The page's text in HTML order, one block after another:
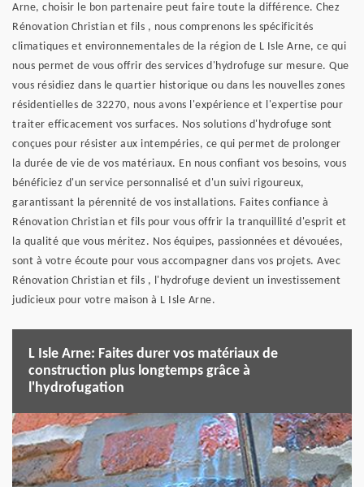
Arne, choisir le bon partenaire peut faire toute la différence. Chez
Rénovation Christian et fils , nous comprenons les spécificités
climatiques et environnementales de la région de L Isle Arne, ce qui
nous permet de vous offrir des services d'hydrofuge sur mesure. Que
vous résidiez dans le quartier historique ou dans les nouvelles zones
résidentielles de 32270, nous avons l'expérience et l'expertise pour
traiter efficacement vos surfaces. Nos solutions d'hydrofuge sont
conçues pour résister aux intempéries, ce qui permet de prolonger
la durée de vie de vos matériaux. En nous confiant vos besoins, vous
bénéficiez d'un service personnalisé et d'un suivi rigoureux,
garantissant la pérennité de vos installations. Faites confiance à
Rénovation Christian et fils pour vous offrir la tranquillité d'esprit et
la qualité que vous méritez. Nos équipes, passionnées et dévouées,
sont à votre écoute pour vous accompagner dans vos projets. Avec
Rénovation Christian et fils , l'hydrofuge devient un investissement
judicieux pour votre maison à L Isle Arne.
L Isle Arne: Faites durer vos matériaux de
construction plus longtemps grâce à
l'hydrofugation